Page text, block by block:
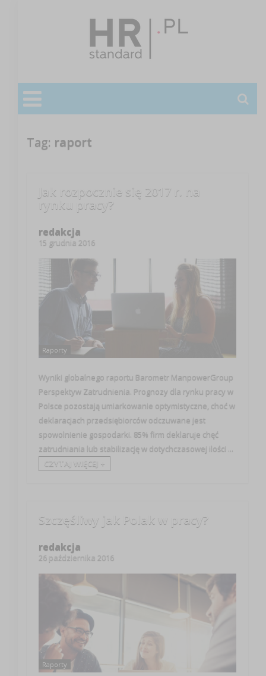
Tag: raport
Jak rozpocznie się 2017 r. na
rynku pracy?
redakcja
15 grudnia 2016
Raporty
Wyniki globalnego raportu Barometr ManpowerGroup
Perspektyw Zatrudnienia. Prognozy dla rynku pracy w
Polsce pozostają umiarkowanie optymistyczne, choć w
deklaracjach przedsiębiorców odczuwane jest
spowolnienie gospodarki. 85% firm deklaruje chęć
zatrudniania lub stabilizację w dotychczasowej ilości ...
CZYTAJ WIĘCEJ +
Szczęśliwy jak Polak w pracy?
redakcja
26 października 2016
Raporty